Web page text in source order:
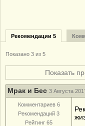
Рекомендации 5
Показано 3 из 5
Показать
Мрак и Бес 3 Августа
Комментариев 6
Рекомендаций 3
Рейтинг 65